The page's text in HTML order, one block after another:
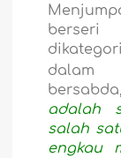
dalam
adalah
salah
engkau